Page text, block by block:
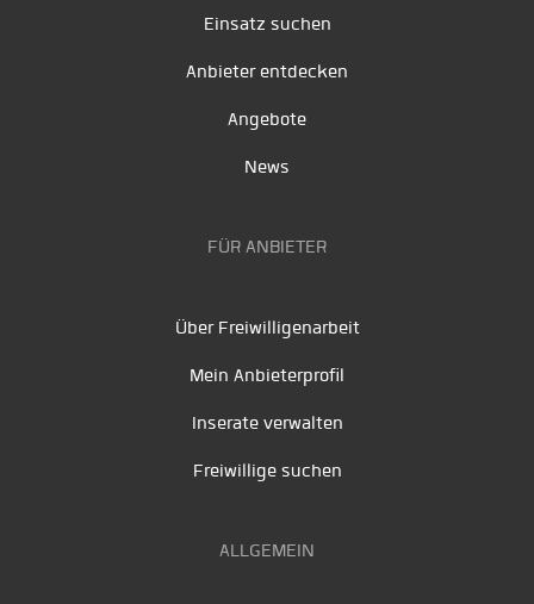
Einsatz suchen
Anbieter entdecken
Angebote
News
FÜR ANBIETER
Über Freiwilligenarbeit
Mein Anbieterprofil
Inserate verwalten
Freiwillige suchen
ALLGEMEIN